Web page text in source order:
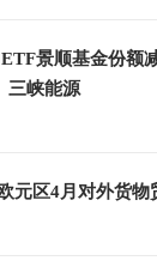
景顺基金份额
三峡能源
元区4月对外货物